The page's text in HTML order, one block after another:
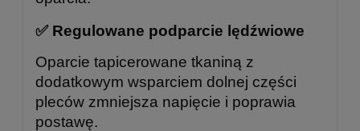
✅ Regulowane podparcie lędźwiowe
Oparcie tapicerowane tkaniną z
dodatkowym wsparciem dolnej części
pleców zmniejsza napięcie i poprawia
postawę.